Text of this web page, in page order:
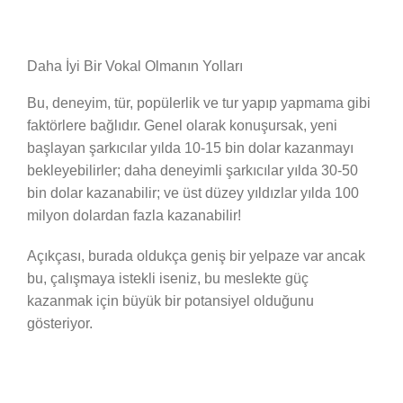
Daha İyi Bir Vokal Olmanın Yolları
Bu, deneyim, tür, popülerlik ve tur yapıp yapmama gibi
faktörlere bağlıdır. Genel olarak konuşursak, yeni
başlayan şarkıcılar yılda 10-15 bin dolar kazanmayı
bekleyebilirler; daha deneyimli şarkıcılar yılda 30-50
bin dolar kazanabilir; ve üst düzey yıldızlar yılda 100
milyon dolardan fazla kazanabilir!
Açıkçası, burada oldukça geniş bir yelpaze var ancak
bu, çalışmaya istekli iseniz, bu meslekte güç
kazanmak için büyük bir potansiyel olduğunu
gösteriyor.